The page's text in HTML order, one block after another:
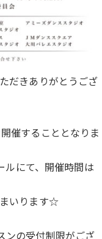
だきありがとうござ
催することとなりま
ルにて、開催時間は
いります☆
ンの受付制限がござ